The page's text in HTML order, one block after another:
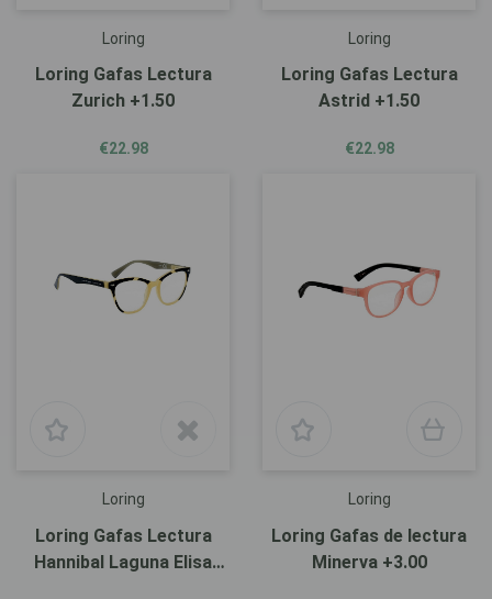
Loring
Loring Gafas Lectura
Zurich +1.50
€22.98
Loring
Loring Gafas Lectura
Astrid +1.50
€22.98
Loring
Loring Gafas Lectura
Hannibal Laguna Elisa
Loring
Loring Gafas de lectura
Minerva +3.00